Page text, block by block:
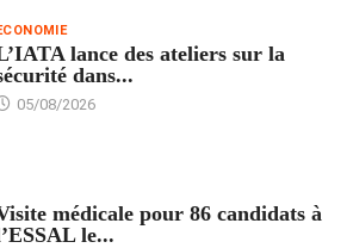
lance des ateliers sur la
dans...
05/08/2026
médicale pour 86 candidats à
le...